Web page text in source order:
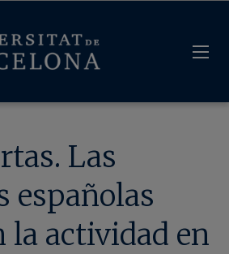
Las
españolas
la actividad en